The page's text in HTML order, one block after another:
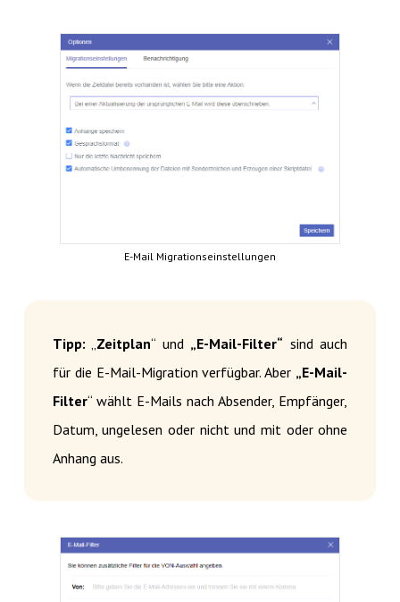
E-Mail Migrationseinstellungen
Tipp: Zeitplan“ und „E-Mail-Filter“ sind auch
für die E-Mail-Migration verfügbar. Aber „E-Mail-
Filter“ wählt E-Mails nach Absender, Empfänger,
Datum, ungelesen oder nicht und mit oder ohne
Anhang aus.